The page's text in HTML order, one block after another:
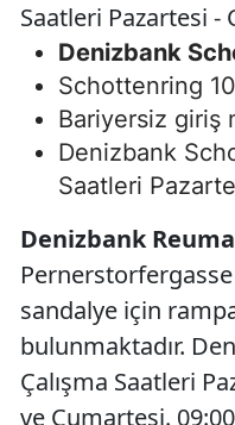
Saatleri Pazartesi -
Denizbank
Schottenring
Bariyersiz giriş
Denizbank
Saatleri
Denizbank
sandalye için
bulunmaktadır.
Çalışma Saatleri
ve Cumartesi.